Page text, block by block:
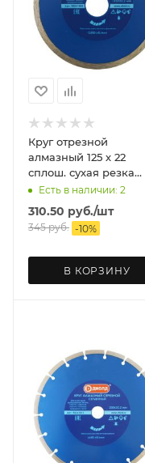
Круг отрезной
алмазный 125 х 22
сплош. сухая резка
ДИОЛД
Есть в наличии: 2
310.50 руб./шт
345руб. -10%
В КОРЗИНУ